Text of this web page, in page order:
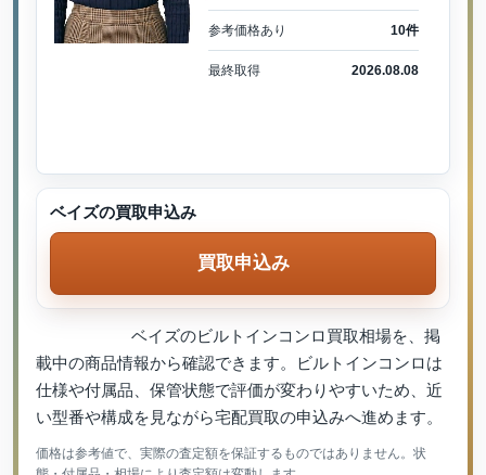
参考価格あり 10件
最終取得 2026.08.08
ベイズのビルトインコンロ買取相場を、掲
載中の商品情報から確認できます。ビルトインコンロは
仕様や付属品、保管状態で評価が変わりやすいため、近
い型番や構成を見ながら宅配買取の申込みへ進めます。
価格は参考値で、実際の査定額を保証するものではありません。状
ベイズの買取申込み
買取申込み